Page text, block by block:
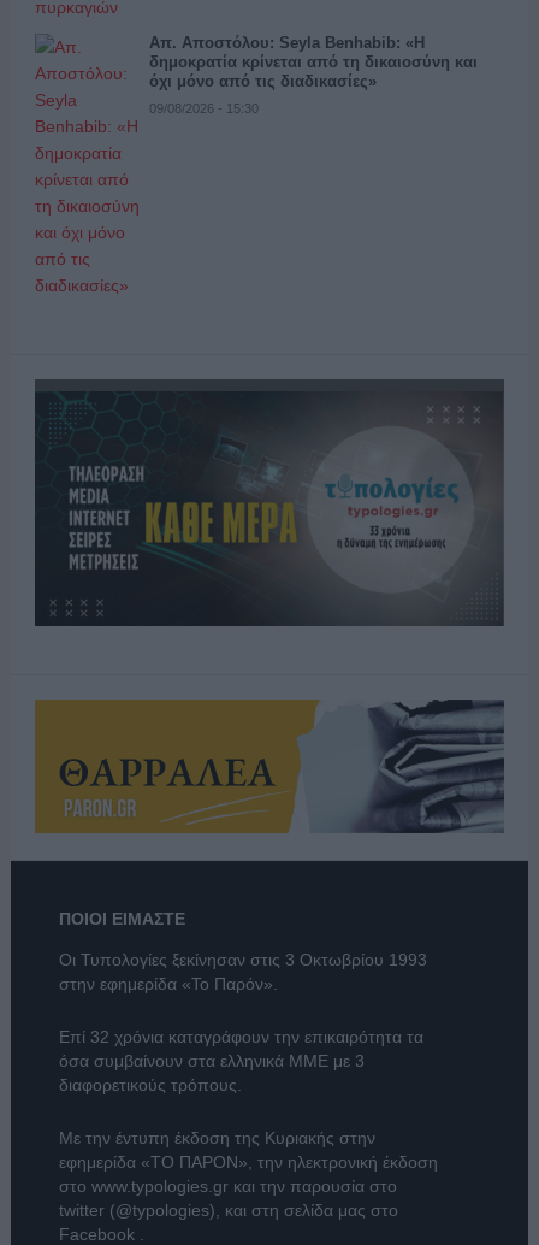
Απ. Αποστόλου: Seyla Benhabib: «Η
δημοκρατία κρίνεται από τη δικαιοσύνη και
όχι μόνο από τις διαδικασίες»
09/08/2026 - 15:30
ΠΟΙΟΙ ΕΙΜΑΣΤΕ
Οι Τυπολογίες ξεκίνησαν στις 3 Οκτωβρίου 1993
στην εφημερίδα «Το Παρόν».
Επί 32 χρόνια καταγράφουν την επικαιρότητα τα
όσα συμβαίνουν στα ελληνικά ΜΜΕ με 3
διαφορετικούς τρόπους.
Με την έντυπη έκδοση της Κυριακής στην
εφημερίδα «ΤΟ ΠΑΡΟΝ» , την ηλεκτρονική έκδοση
στο www.typologies.grκαι την παρουσία στο
twitter (@typologies) , και στη σελίδα μας στο
Facebook